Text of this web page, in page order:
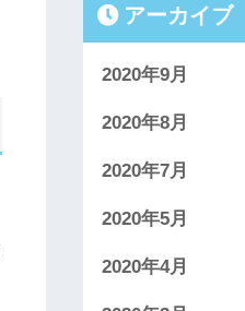
アーカイブ
2020年9月
2020年8月
2020年7月
2020年5月
2020年4月